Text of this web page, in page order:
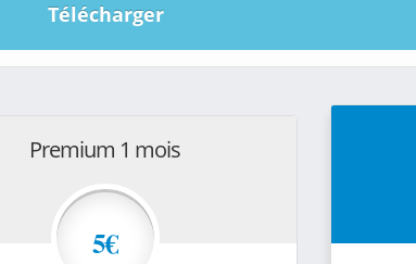
Télécharger
Premium 1 mois
5€